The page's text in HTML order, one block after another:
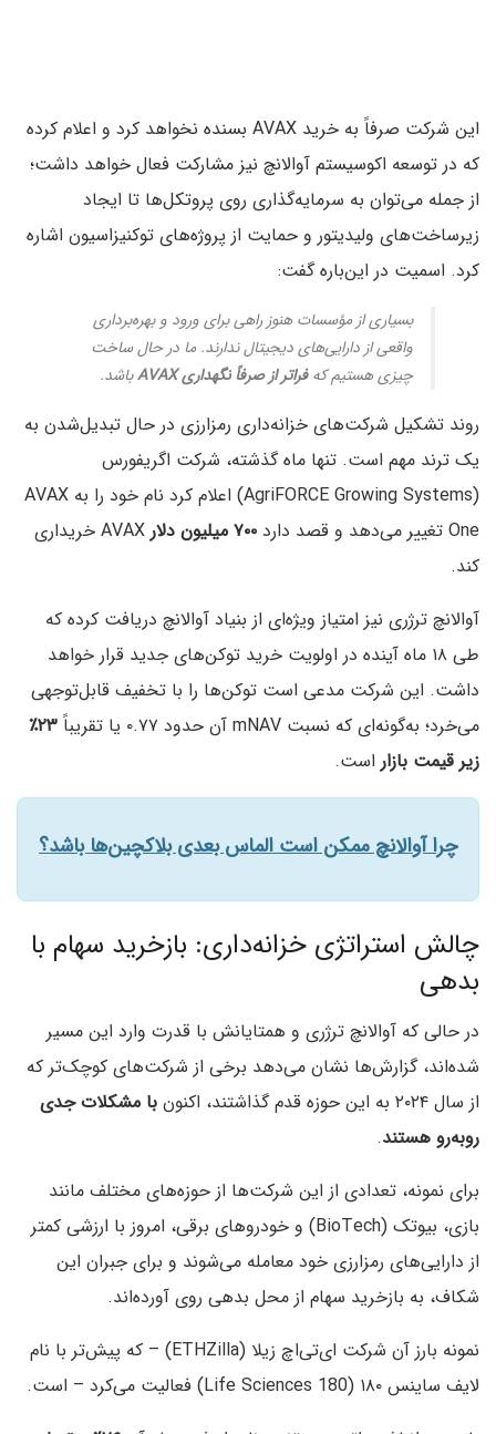
این شرکت صرفاً به خرید AVAX بسنده نخواهد کرد و اعلام کرده
که در توسعه اکوسیستم آوالانچ نیز مشارکت فعال خواهد داشت؛
از جمله می‌توان به سرمایه‌گذاری روی پروتکل‌ها تا ایجاد
زیرساخت‌های ولیدیتور و حمایت از پروژه‌های توکنیزاسیون اشاره
کرد. اسمیت در این‌باره گفت:
بسیاری از مؤسسات هنوز راهی برای ورود و بهره‌برداری
واقعی از دارایی‌های دیجیتال ندارند. ما در حال ساخت
چیزی هستیم کهفراتر از صرفاً نگهداری AVAX باشد.
روند تشکیل شرکت‌های خزانه‌داری رمزارزی در حال تبدیل‌شدن به
یک ترند مهم است. تنها ماه گذشته، شرکت اگریفورس
(AgriFORCE Growing Systems) اعلام کرد نام خود را به AVAX
One تغییر می‌دهد و قصد دارد
AVAX خریداری
کند.
آوالانچ ترژری نیز امتیاز ویژه‌ای از بنیاد آوالانچ دریافت کرده که
طی ۱۸ ماه آینده در اولویت خرید توکن‌های جدید قرار خواهد
داشت. این شرکت مدعی است توکن‌ها را با تخفیف قابل‌توجهی
می‌خرد؛ به‌گونه‌ای که نسبت mNAV آن حدود ۰.۷۷ یا تقریباً
۲۳٪
زیر قیمت بازاراست.
چرا آوالانچ ممکن است الماس بعدی بلاکچین‌ها باشد؟
چالش استراتژی خزانه‌داری: بازخرید سهام با
بدهی
در حالی که آوالانچ ترژری و همتایانش با قدرت وارد این مسیر
شده‌اند، گزارش‌ها نشان می‌دهد برخی از شرکت‌های کوچک‌تر که
از سال ۲۰۲۴ به این حوزه قدم گذاشتند، اکنون
با مشکلات جدی
روبه‌رو هستند.
برای نمونه، تعدادی از این شرکت‌ها از حوزه‌های مختلف مانند
بازی، بیوتک (BioTech) و خودروهای برقی، امروز با ارزشی کمتر
از دارایی‌های رمزارزی خود معامله می‌شوند و برای جبران این
شکاف، به بازخرید سهام از محل بدهی روی آورده‌اند.
نمونه بارز آن شرکت ای‌تی‌اچ زیلا (ETHZilla) – که پیش‌تر با نام
لایف ساینس ۱۸۰ (180 Life Sciences) فعالیت می‌کرد – است.